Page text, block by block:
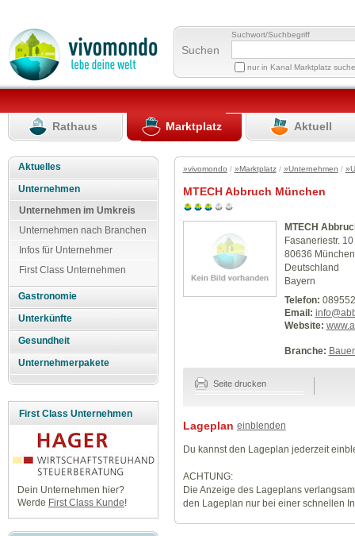
Suchen
Suchwort/Suchbegriff
nur in Kanal Marktplatz
Rathaus Marktplatz Aktuell
Aktuelles
Unternehmen
Unternehmen im Umkreis
Unternehmen nach Branchen
Infos für Unternehmer
First Class Unternehmen
Gastronomie
Unterkünfte
Gesundheit
Unternehmerpakete
First Class Unternehmen
Dein Unternehmen hier?
Werde First Class Kunde!
»vivomondo / »Marktplatz/ »Unternehmen /
MTECH Abbruch München
MTECH
Fasaneriestr. 10
80636 München
Deutschland
Bayern
Telefon:
Email:
Website:
Branche:
Seite drucken
Lageplan einblenden
Du kannst den Lageplan jederzeit
ACHTUNG:
Die Anzeige des Lageplans
den Lageplan nur bei einer schnellen